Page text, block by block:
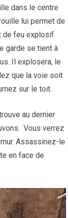
dans le centre
lui permet de
de feu explosif.
garde se tient à
Il explosera, le
que la voie soit
sur le toit.
au dernier
Vous verrez
Assassinez-le
en face de